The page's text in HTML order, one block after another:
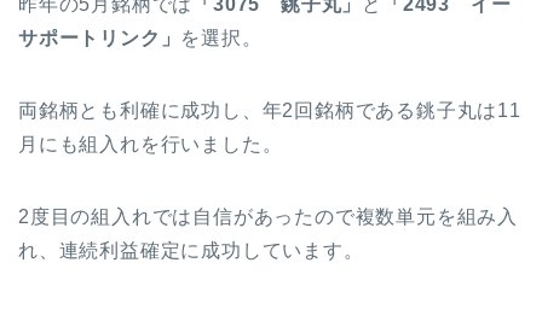
昨年の5月銘柄では 「3075 銚子丸」 と
「2493 イー
サポートリンク」 を選択。
両銘柄とも利確に成功し、年2回銘柄である銚子丸は11
月にも組入れを行いました。
2度目の組入れでは自信があったので複数単元を組み入
れ、連続利益確定に成功しています。